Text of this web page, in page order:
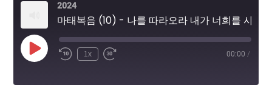
2024
Play
Episode
1x 00:00 /